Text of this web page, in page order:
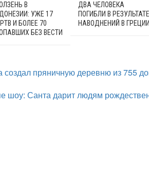
В
УЖЕ 17
И БОЛЕЕ 70
БЕЗ ВЕСТИ
ДВА ЧЕЛОВЕКА
ПОГИБЛИ В РЕЗУЛЬТАТЕ
НАВОДНЕНИЙ В ГРЕЦИИ
пряничную деревню из 755
шоу: Санта дарит людям